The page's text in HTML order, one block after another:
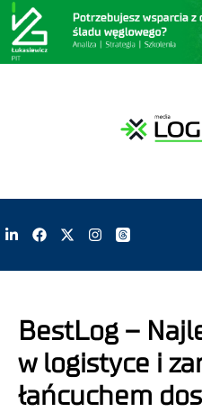
BestLog –
w logistyce i
łańcuchem